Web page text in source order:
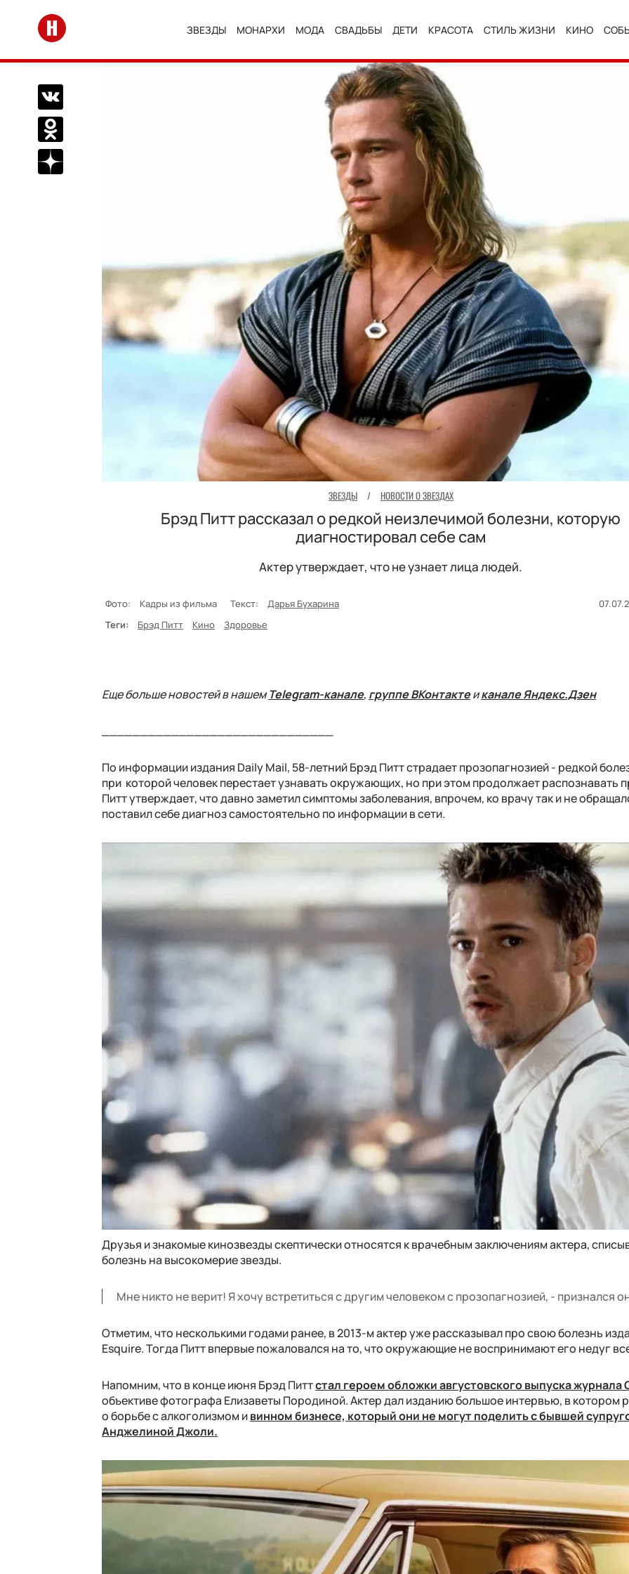
Перейти на главную
ЗВЕЗДЫ МОНАРХИ МОДА СВАДЬБЫ ДЕТИ КРАСОТА СТИЛЬ ЖИЗНИ КИНО
Поделиться Вконтакте
Поделиться в Одноклассниках
Подписаться на нас в Дзен
ЗВЕЗДЫ / НОВОСТИ О ЗВЕЗДАХ
Брэд Питт рассказал о редкой неизлечимой болезни, которую
диагностировал себе сам
Актер утверждает, что не узнает лица людей.
Фото: Кадры из фильма Текст: Дарья Бухарина
Теги:
Брэд Питт Кино Здоровье
Еще больше новостей в нашемTelegram-канале, группе ВКонтактеиканале Яндекс.Дзен
По информации издания Daily Mail, 58-летний Брэд Питт страдает прозопагнозией - редкой
при которой человек перестает узнавать окружающих, но при этом продолжает распознавать
Питт утверждает, что давно заметил симптомы заболевания, впрочем, ко врачу так и не
поставил себе диагноз самостоятельно по информации в сети.
Друзья и знакомые кинозвезды скептически относятся к врачебным заключениям актера,
болезнь на высокомерие звезды.
Мне никто не верит! Я хочу встретиться с другим человеком с прозопагнозией, - признался
Отметим, что несколькими годами ранее, в 2013-м актер уже рассказывал про свою болезнь
Esquire. Тогда Питт впервые пожаловался на то, что окружающие не воспринимают его недуг
Напомним, что в конце июня Брэд Питтстал героем обложки августовского выпуска журнала
объективе фотографа Елизаветы Породиной. Актер дал изданию большое интервью, в котором
о борьбе с алкоголизмом ивинном бизнесе, который они не могут поделить с бывшей
Анджелиной Джоли.